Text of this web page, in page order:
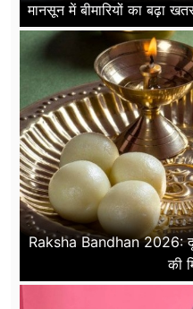
मानसून में बीमारियों का बढ़ा
Raksha Bandhan 2026:
की